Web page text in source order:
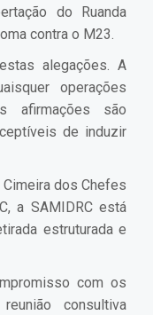
do Ruanda
contra o M23.
alegações. A
operações
afirmações são
de induzir
Cimeira dos Chefes
a SAMIDRC está
estruturada e
com os
consultiva